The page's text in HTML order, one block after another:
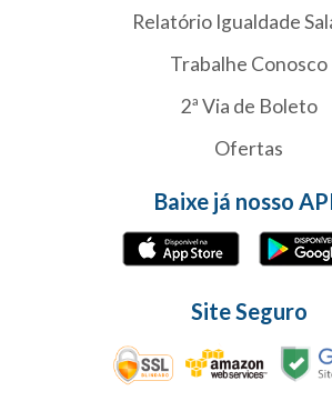
Relatório Igualdade
Trabalhe Conosco
2ª Via de Boleto
Ofertas
Baixe já nosso
Site Seguro